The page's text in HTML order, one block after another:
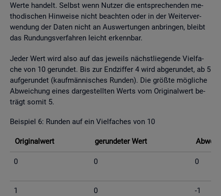
Werte han­delt. Selbst wenn Nut­zer die ent­spre­chen­den me­
tho­di­schen Hin­wei­se nicht be­ach­ten oder in der Wei­ter­ver­
wen­dung der Daten nicht an Aus­wer­tun­gen an­brin­gen, bleibt
das Run­dungs­ver­fah­ren leicht er­kenn­bar.
Jeder Wert wird also auf das je­weils nächst­lie­gen­de Viel­fa­
che von 10 ge­run­det. Bis zur End­zif­fer 4 wird ab­ge­run­det, ab 5
auf­ge­run­det (kauf­män­ni­sches Run­den). Die grö­ß­te mög­li­che
Ab­wei­chung eines dar­ge­stell­ten Werts vom Ori­gi­nal­wert be­
trägt somit 5.
Bei­spiel 6: Run­den auf ein Viel­fa­ches von 10
Ori­gi­nal­wert ge­run­de­ter Wert
0 0 0
1 0 -1